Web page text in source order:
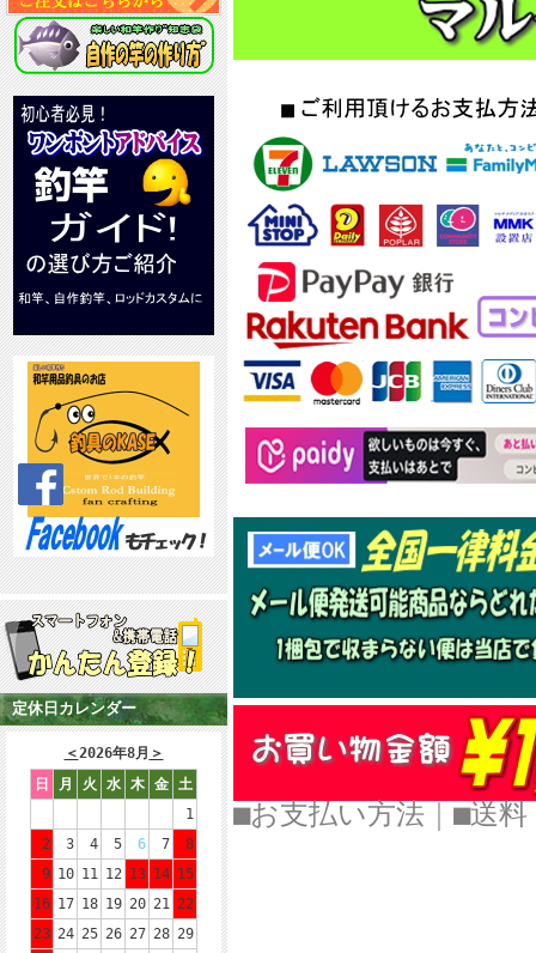
定休日カレンダー
＜2026年8月 ＞
日
月 火 水 木 金
土
1
2
3 4 5 6 7
8
9 10 11 12 13 14 15
16 17 18 19 20 21 22
23 24 25 26 27 28 29
■お支払い方法 ■